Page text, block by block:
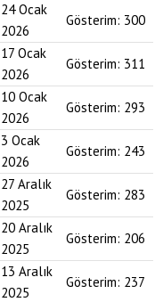
24 Ocak
2026
Gösterim: 300
17 Ocak
2026
Gösterim: 311
10 Ocak
2026
Gösterim: 293
3 Ocak
2026
Gösterim: 243
27 Aralık
2025
Gösterim: 283
20 Aralık
2025
Gösterim: 206
13 Aralık
2025
Gösterim: 237